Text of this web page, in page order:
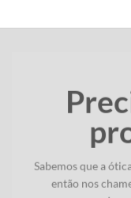
Sabemos que a
então nos